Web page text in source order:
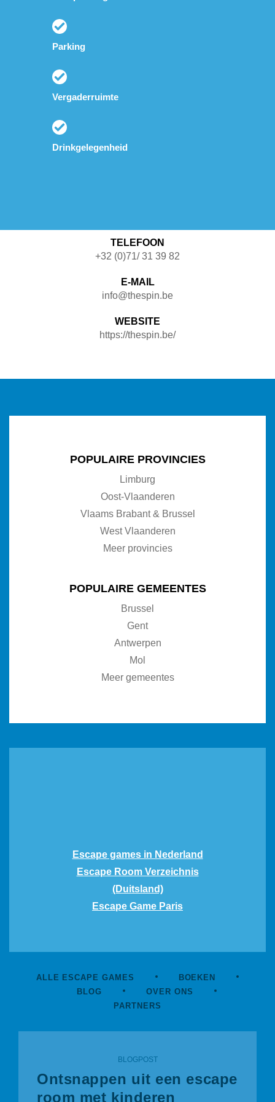
Parking
Vergaderruimte
Drinkgelegenheid
TELEFOON
+32 (0)71/ 31 39 82
E-MAIL
info@thespin.be
WEBSITE
https://thespin.be/
POPULAIRE PROVINCIES
Limburg
Oost-Vlaanderen
Vlaams Brabant & Brussel
West Vlaanderen
Meer provincies
POPULAIRE GEMEENTES
Brussel
Gent
Antwerpen
Mol
Meer gemeentes
Escape games in Nederland
Escape Room Verzeichnis
(Duitsland)
Escape Game Paris
ALLE ESCAPE GAMES
BOEKEN
BLOG
OVER ONS
PARTNERS
BLOGPOST
Ontsnappen uit een escape
room met kinderen